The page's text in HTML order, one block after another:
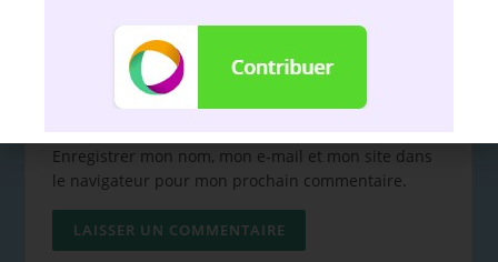
Enregistrer mon nom, mon e-mail et mon site dans
le navigateur pour mon prochain commentaire.